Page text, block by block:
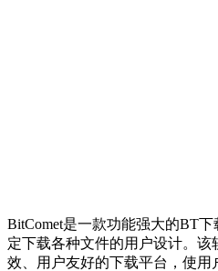
BitComet是一款功能强大的BT
定下载各种文件的用户设计。
效、用户友好的下载平台，使